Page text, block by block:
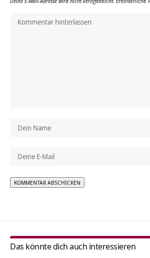
Das könnte dich auch interessieren